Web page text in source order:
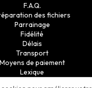
F.A.Q.
des fichiers
Parrainage
Fidélité
Délais
Transport
Moyens de paiement
Lexique